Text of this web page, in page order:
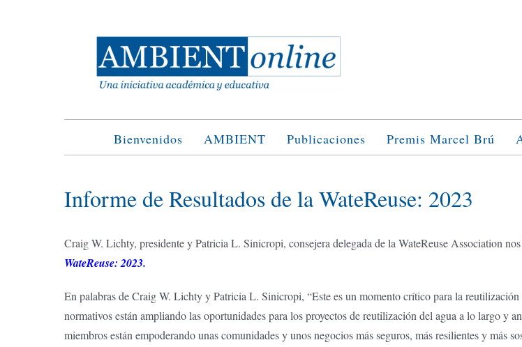
Bienvenidos AMBIENT Publicaciones Premis Marcel Brú
Informe de Resultados de la WateReuse: 2023
Craig W. Lichty, presidente y Patricia L. Sinicropi, consejera delegada de la WateReuse Association
WateReuse: 2023.
En palabras de Craig W. Lichty y Patricia L. Sinicropi, “Este es un momento crítico para la
normativos están ampliando las oportunidades para los proyectos de reutilización del agua a lo largo y
miembros están empoderando unas comunidades y unos negocios más seguros, más resilientes y más